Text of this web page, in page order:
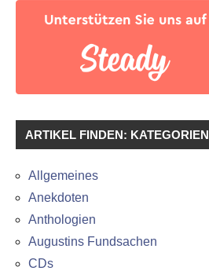
ARTIKEL FINDEN: KATEGORIEN
Allgemeines
Anekdoten
Anthologien
Augustins Fundsachen
CDs